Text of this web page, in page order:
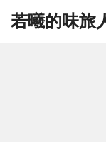
若曦的味旅